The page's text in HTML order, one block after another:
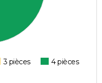
3 pièces
4 pièces